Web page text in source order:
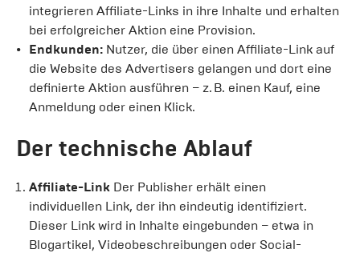
integrieren Affiliate-Links in ihre Inhalte und erhalten
bei erfolgreicher Aktion eine Provision.
Endkunden: Nutzer, die über einen Affiliate-Link auf
die Website des Advertisers gelangen und dort eine
definierte Aktion ausführen – z. B. einen Kauf, eine
Anmeldung oder einen Klick.
Der technische Ablauf
Affiliate-Link Der Publisher erhält einen
individuellen Link, der ihn eindeutig identifiziert.
Dieser Link wird in Inhalte eingebunden – etwa in
Blogartikel, Videobeschreibungen oder Social-